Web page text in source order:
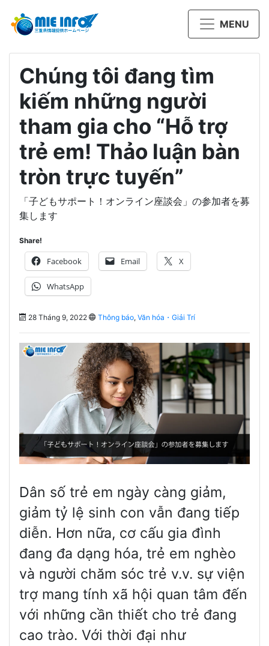
MENU
Chúng tôi đang tìm
kiếm những người
tham gia cho “Hỗ trợ
trẻ em! Thảo luận bàn
tròn trực tuyến”
「子どもサポート！オンライン座談会」の参加者を募
集します
Share!
Facebook Email X
WhatsApp
28 Tháng 9, 2022 Thông báo, Văn hóa・Giải Trí
Dân số trẻ em ngày càng giảm,
giảm tỷ lệ sinh con vẫn đang tiếp
diễn. Hơn nữa, cơ cấu gia đình
đang đa dạng hóa, trẻ em nghèo
và người chăm sóc trẻ v.v. sự viện
trợ mang tính xã hội quan tâm đến
với những cần thiết cho trẻ đang
cao trào. Với thời đại như